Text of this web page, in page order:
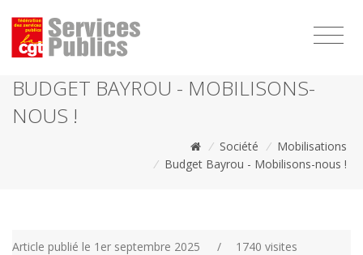
BUDGET BAYROU - MOBILISONS-
NOUS !
/ Société / Mobilisations
/ Budget Bayrou - Mobilisons-nous !
Article publié le 1er septembre 2025 / 1740 visites